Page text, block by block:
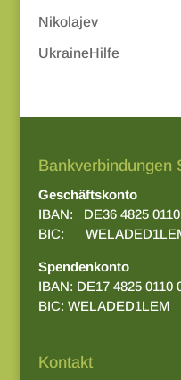
Nikolajev
UkraineHilfe
Bankverbindungen
Geschäftskonto
IBAN: DE36 4825
BIC:
Spendenkonto
IBAN: DE17 4825 0110
BIC: WELADED1LEM
Kontakt